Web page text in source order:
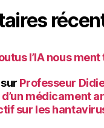
l’IA nous
Professeur
médicament
sur les